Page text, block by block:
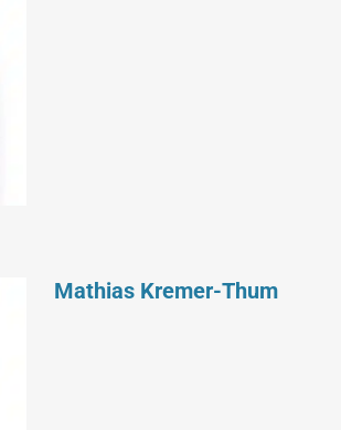
Mathias Kremer-Thum